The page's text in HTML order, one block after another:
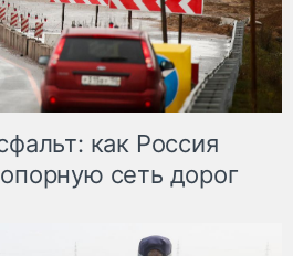
как Россия
сеть дорог